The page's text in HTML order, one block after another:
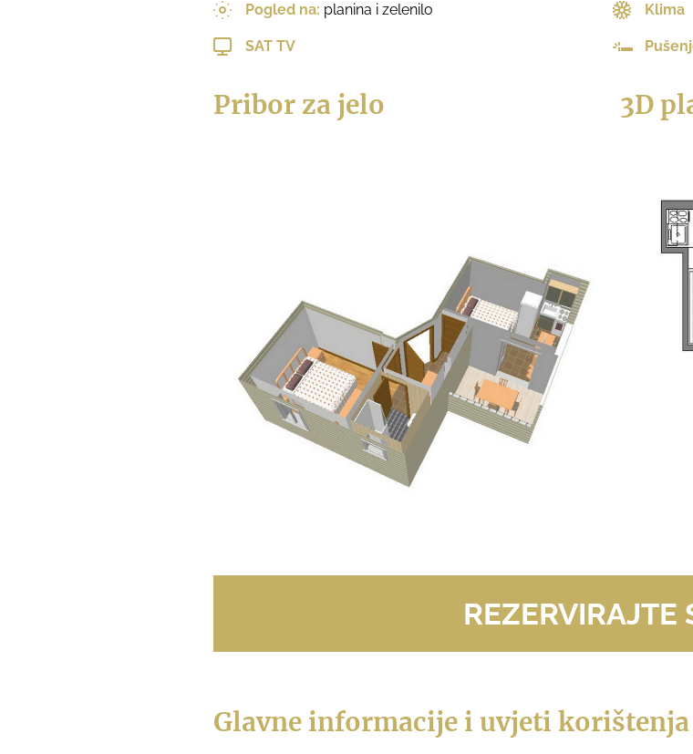
Pogled na: planina i zelenilo Klima
SAT TV
Pribor za jelo 3D
REZERVIRAJTE
Glavne informacije i uvjeti korištenja